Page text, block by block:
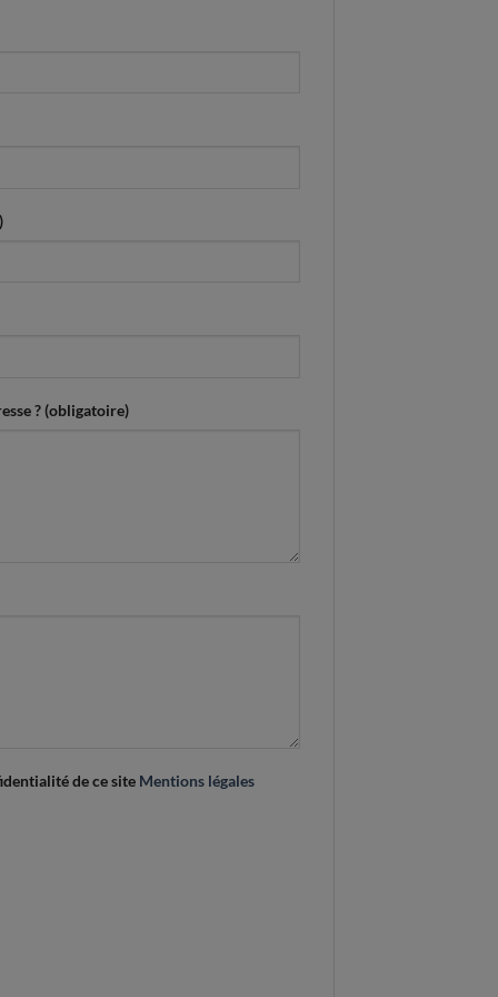
? (obligatoire)
de ce site Mentions légales